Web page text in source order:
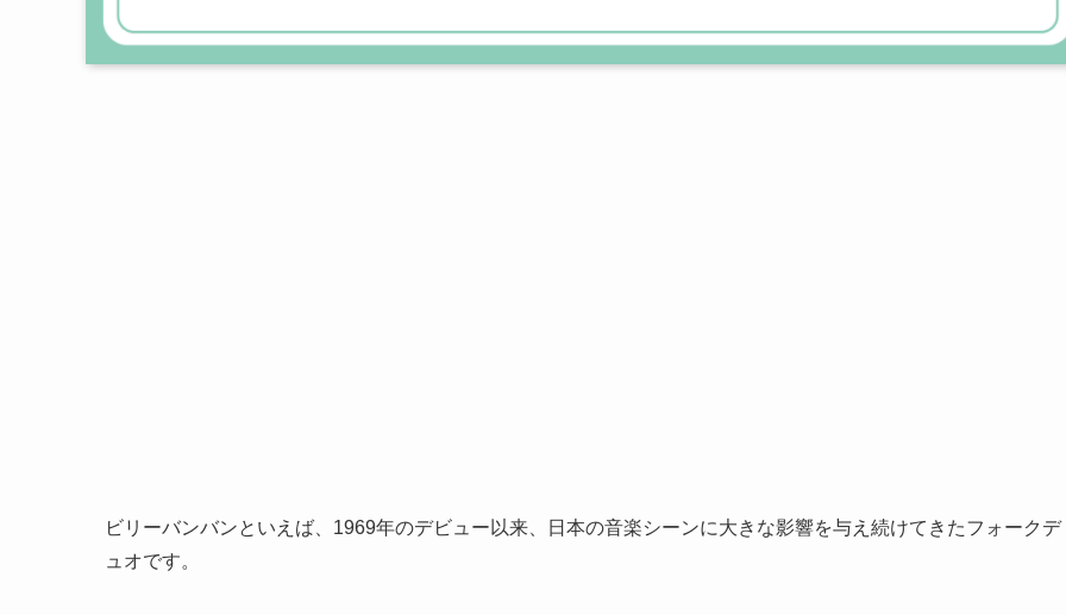
ビリーバンバンといえば、1969年のデビュー以来、日本の音楽シーンに大きな影響を与え続けてきたフォークデ
ュオです。